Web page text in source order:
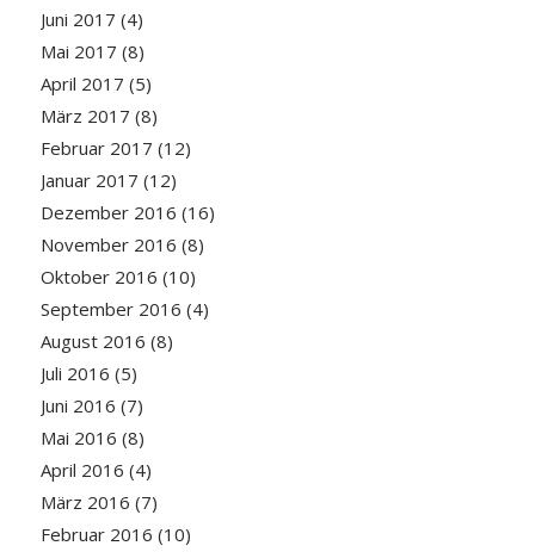
Juni 2017 (4)
Mai 2017 (8)
April 2017 (5)
März 2017 (8)
Februar 2017 (12)
Januar 2017 (12)
Dezember 2016 (16)
November 2016 (8)
Oktober 2016 (10)
September 2016 (4)
August 2016 (8)
Juli 2016 (5)
Juni 2016 (7)
Mai 2016 (8)
April 2016 (4)
März 2016 (7)
Februar 2016 (10)